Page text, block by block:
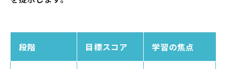
段階 目標スコア 学習の焦点